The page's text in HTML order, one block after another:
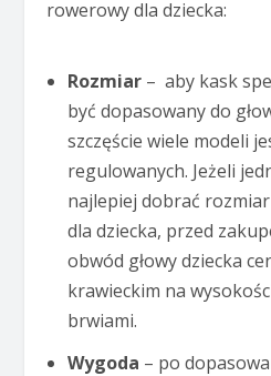
rowerowy dla dziecka:
Rozmiar– aby kask
być dopasowany do
szczęście wiele modeli
regulowanych. Jeżeli
najlepiej dobrać
dla dziecka, przed
obwód głowy dziecka
krawieckim na
brwiami.
Wygoda – po